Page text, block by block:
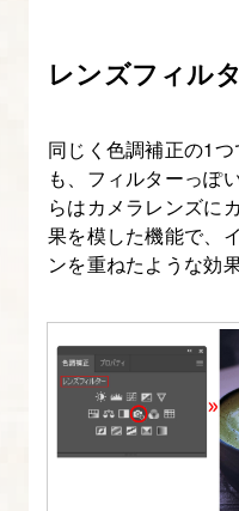
レンズフィル
同じく色調補正の1
も、フィルターっぽ
らはカメラレンズに
果を模した機能で、
ンを重ねたような効果